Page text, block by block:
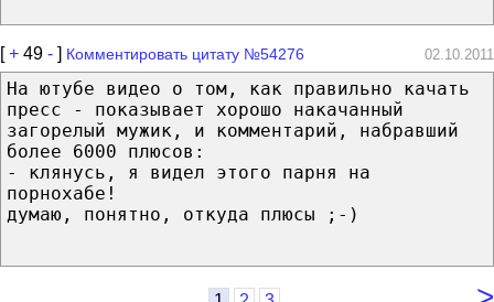
[+ 49 - ] Комментировать цитату №54276 02.10.2011
На ютубе видео о том, как правильно качать
пресс - показывает хорошо накачанный
загорелый мужик, и комментарий, набравший
более 6000 плюсов:
- клянусь, я видел этого парня на
порнохабе!
думаю, понятно, откуда плюсы ;-)